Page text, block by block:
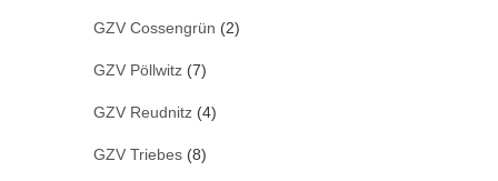
GZV Cossengrün (2)
GZV Pöllwitz (7)
GZV Reudnitz (4)
GZV Triebes (8)